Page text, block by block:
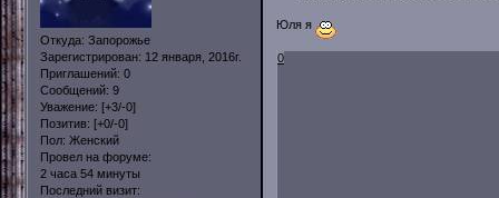
Откуда: Запорожье
Зарегистрирован: 12 января, 2016г.
Приглашений: 0
Сообщений: 9
Уважение: [+3/-0]
Позитив: [+0/-0]
Пол: Женский
Провел на форуме:
2 часа 54 минуты
Последний визит:
Юля я
0